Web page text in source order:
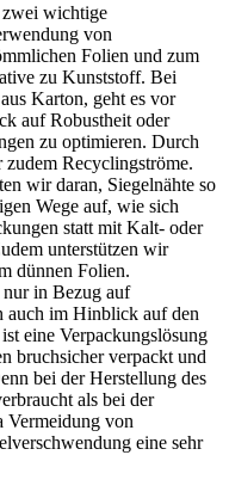
wichtige
von
Folien und zum
zu Kunststoff. Bei
Karton, geht es vor
auf Robustheit oder
zu optimieren. Durch
Recyclingströme.
wir daran, Siegelnähte so
Wege auf, wie sich
statt mit Kalt- oder
unterstützen wir
dünnen Folien.
in Bezug auf
auch im Hinblick auf den
eine Verpackungslösung
bruchsicher verpackt und
bei der Herstellung des
als bei der
Vermeidung von
eine sehr